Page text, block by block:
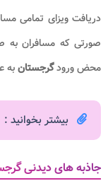
دریافت ویزای تمامی
صورتی که مسافران به
محض ورودگرجستانبه
بیشتر بخوانید :
جاذبه های دیدنی